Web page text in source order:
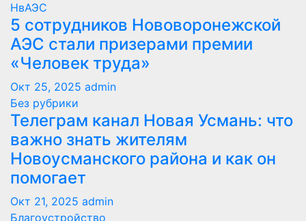
НвАЭС
5 сотрудников Нововоронежской
АЭС стали призерами премии
«Человек труда»
Окт 25, 2025 admin
Без рубрики
Телеграм канал Новая Усмань: что
важно знать жителям
Новоусманского района и как он
помогает
Окт 21, 2025 admin
Благоустройство